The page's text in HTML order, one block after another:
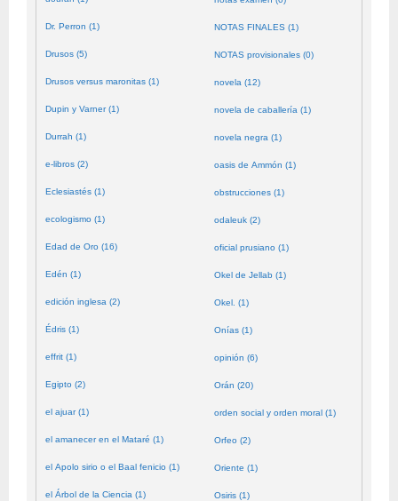
Dr. Perron (1)
Drusos (5)
Drusos versus maronitas (1)
Dupin y Varner (1)
Durrah (1)
e-libros (2)
Eclesiastés (1)
ecologismo (1)
Edad de Oro (16)
Edén (1)
edición inglesa (2)
Édris (1)
effrit (1)
Egipto (2)
el ajuar (1)
el amanecer en el Mataré (1)
el Apolo sirio o el Baal fenicio (1)
el Árbol de la Ciencia (1)
NOTAS FINALES (1)
NOTAS provisionales (0)
novela (12)
novela de caballería (1)
novela negra (1)
oasis de Ammón (1)
obstrucciones (1)
odaleuk (2)
oficial prusiano (1)
Okel de Jellab (1)
Okel. (1)
Onías (1)
opinión (6)
Orán (20)
orden social y orden moral (1)
Orfeo (2)
Oriente (1)
Osiris (1)